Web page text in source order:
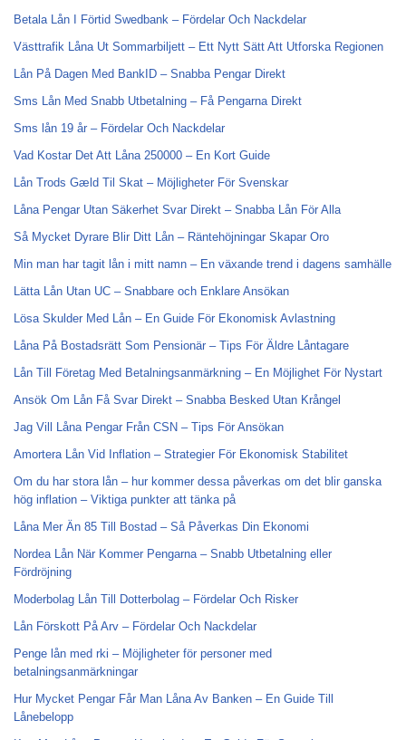
Betala Lån I Förtid Swedbank – Fördelar Och Nackdelar
Västtrafik Låna Ut Sommarbiljett – Ett Nytt Sätt Att Utforska Regionen
Lån På Dagen Med BankID – Snabba Pengar Direkt
Sms Lån Med Snabb Utbetalning – Få Pengarna Direkt
Sms lån 19 år – Fördelar Och Nackdelar
Vad Kostar Det Att Låna 250000 – En Kort Guide
Lån Trods Gæld Til Skat – Möjligheter För Svenskar
Låna Pengar Utan Säkerhet Svar Direkt – Snabba Lån För Alla
Så Mycket Dyrare Blir Ditt Lån – Räntehöjningar Skapar Oro
Min man har tagit lån i mitt namn – En växande trend i dagens samhälle
Lätta Lån Utan UC – Snabbare och Enklare Ansökan
Lösa Skulder Med Lån – En Guide För Ekonomisk Avlastning
Låna På Bostadsrätt Som Pensionär – Tips För Äldre Låntagare
Lån Till Företag Med Betalningsanmärkning – En Möjlighet För Nystart
Ansök Om Lån Få Svar Direkt – Snabba Besked Utan Krångel
Jag Vill Låna Pengar Från CSN – Tips För Ansökan
Amortera Lån Vid Inflation – Strategier För Ekonomisk Stabilitet
Om du har stora lån – hur kommer dessa påverkas om det blir ganska
hög inflation – Viktiga punkter att tänka på
Låna Mer Än 85 Till Bostad – Så Påverkas Din Ekonomi
Nordea Lån När Kommer Pengarna – Snabb Utbetalning eller
Fördröjning
Moderbolag Lån Till Dotterbolag – Fördelar Och Risker
Lån Förskott På Arv – Fördelar Och Nackdelar
Penge lån med rki – Möjligheter för personer med
betalningsanmärkningar
Hur Mycket Pengar Får Man Låna Av Banken – En Guide Till
Lånebelopp